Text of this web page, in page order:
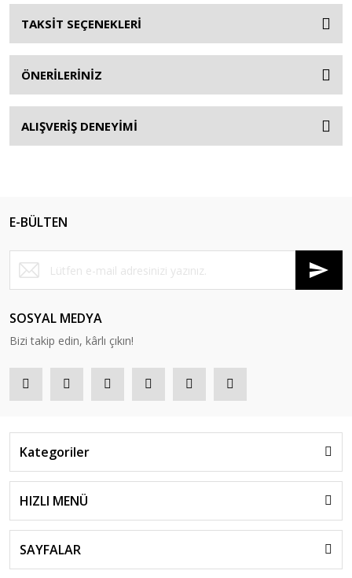
TAKSİT SEÇENEKLERİ
ÖNERİLERİNİZ
ALIŞVERİŞ DENEYİMİ
E-BÜLTEN
SOSYAL MEDYA
Bizi takip edin, kârlı çıkın!
Kategoriler
HIZLI MENÜ
SAYFALAR